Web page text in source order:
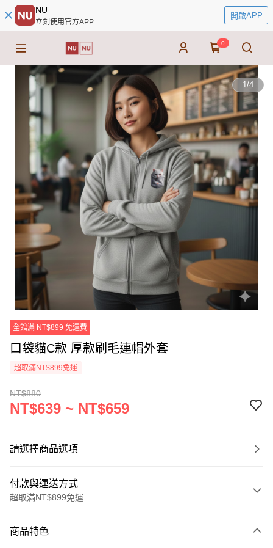
NU
立刻使用官方APP
開啟APP
0
1/4
全館滿 NT$899 免運費
口袋貓C款 厚款刷毛連帽外套
超取滿NT$899免運
NT$880
NT$639 ~ NT$659
請選擇商品選項
付款與運送方式
超取滿NT$899免運
信用卡一次付款
商品特色